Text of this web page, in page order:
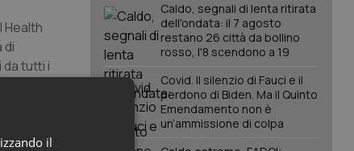
Health
di
tutti i
Caldo, segnali di lenta ritirata
dell'ondata: il 7 agosto
restano 26 città da bollino
rosso, l'8 scendono a 19
Covid. Il silenzio di Fauci e il
perdono di Biden. Ma il Quinto
Emendamento non è
un’ammissione di colpa
il